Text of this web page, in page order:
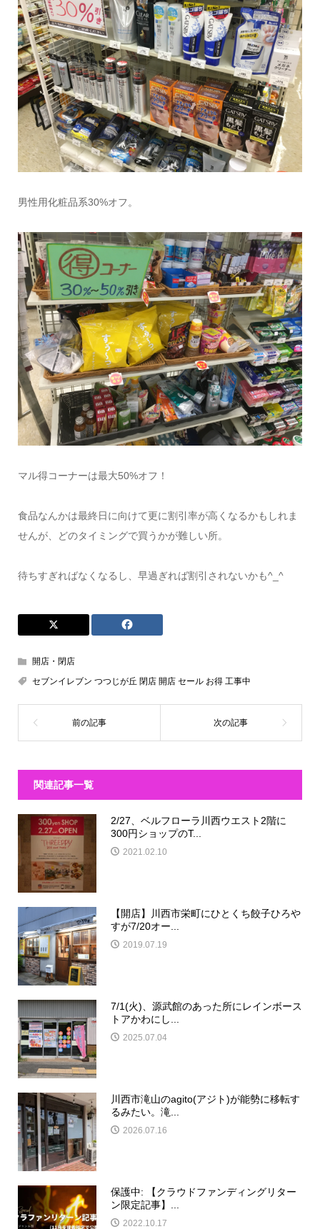
男性用化粧品系30%オフ。
マル得コーナーは最大50%オフ！
食品なんかは最終日に向けて更に割引率が高くなるかもしれま
せんが、どのタイミングで買うかが難しい所。
待ちすぎればなくなるし、早過ぎれば割引されないかも^_^
開店・閉店
セブンイレブン つつじが丘 閉店 開店 セール お得 工事中
関連記事一覧
2/27、ベルフローラ川西ウエスト2階に
300円ショップのT...
2021.02.10
【開店】川西市栄町にひとくち餃子ひろや
すが7/20オー...
2019.07.19
7/1(火)、源武館のあった所にレインボース
トアかわにし...
2025.07.04
川西市滝山のagito(アジト)が能勢に移転す
るみたい。滝...
2026.07.16
保護中: 【クラウドファンディングリター
ン限定記事】...
2022.10.17